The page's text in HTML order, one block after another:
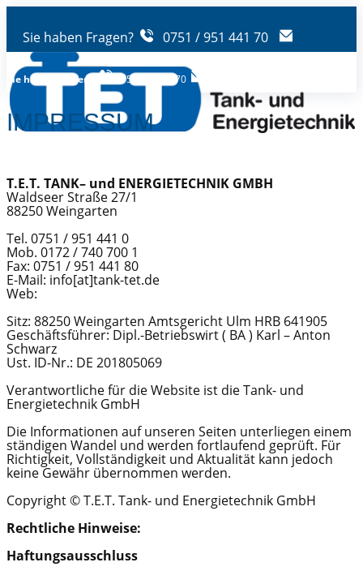
Sie haben Fragen? 0751 / 951 441 70
Sie haben Fragen? 0751/95144170
IMPRESSUM
T.E.T. TANK– und ENERGIETECHNIK GMBH
Waldseer Straße 27/1
88250 Weingarten
Tel. 0751 / 951 441 0
Mob. ​0172 / 740 700 1
Fax: 0751 / 951 441 80
E-Mail: info[at]tank-tet.de
Web:
Sitz: 88250 Weingarten Amtsgericht Ulm HRB 641905
Geschäftsführer: Dipl.-Betriebswirt ( BA ) Karl – Anton
Schwarz
Ust. ID-Nr.: DE 201805069
Verantwortliche für die Website ist die Tank- und
Energietechnik GmbH
Die Informationen auf unseren Seiten unterliegen einem
ständigen Wandel und werden fortlaufend geprüft. Für
Richtigkeit, Vollständigkeit und Aktualität kann jedoch
keine Gewähr übernommen werden.
Copyright © T.E.T. Tank- und Energietechnik GmbH
Rechtliche Hinweise:
Haftungsausschluss